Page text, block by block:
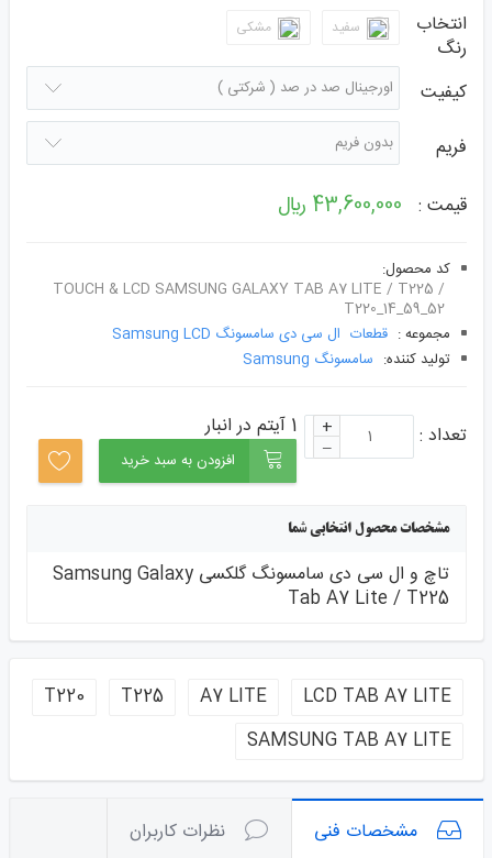
انتخاب
رنگ
سفید مشکی
کیفیت
فریم
قیمت : 43,600,000 ﷼
کد محصول:
TOUCH & LCD SAMSUNG GALAXY TAB A7 LITE / T225 /
T220_14_59_52
مجموعه : قطعات ال سی دی سامسونگ Samsung LCD
توليد کننده: سامسونگ Samsung
1 آیتم در انبار تعداد : +
– افزودن به سبد خرید
مشخصات محصول انتخابی شما
تاچ و ال سی دی سامسونگ گلکسی Samsung Galaxy
Tab A7 Lite / T225
LCD TAB A7 LITE
A7 LITE
T225
T220
SAMSUNG TAB A7 LITE
مشخصات فنی نظرات کاربران